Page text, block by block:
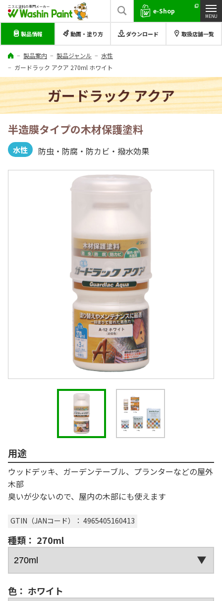
ニスと塗料の専門メーカー e-Shop
製品情報 動画・塗り方 ダウンロード 取扱店舗一覧
製品案内 製品ジャンル
水性
ガードラック アクア 270ml ホワイト
ガードラック アクア
半造膜タイプの木材保護塗料
水性 防虫・防腐・防カビ・撥水効果
用途
ウッドデッキ、ガーデンテーブル、プランターなどの屋外
木部
臭いが少ないので、屋内の木部にも使えます
GTIN（JANコード）： 4965405160413
種類： 270ml
色： ホワイト